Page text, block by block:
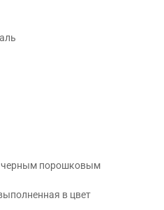
черным порошковым
в цвет